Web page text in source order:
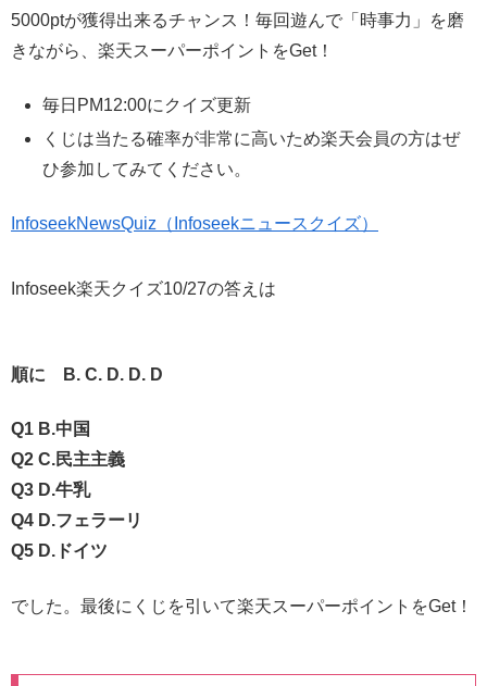
5000ptが獲得出来るチャンス！毎回遊んで「時事力」を磨
きながら、楽天スーパーポイントをGet！
毎日PM12:00にクイズ更新
くじは当たる確率が非常に高いため楽天会員の方はぜ
ひ参加してみてください。
InfoseekNewsQuiz（Infoseekニュースクイズ）
Infoseek楽天クイズ10/27の答えは
順に B. C. D. D. D
Q1 B.中国
Q2 C.民主主義
Q3 D.牛乳
Q4 D.フェラーリ
Q5 D.ドイツ
でした。最後にくじを引いて楽天スーパーポイントをGet！